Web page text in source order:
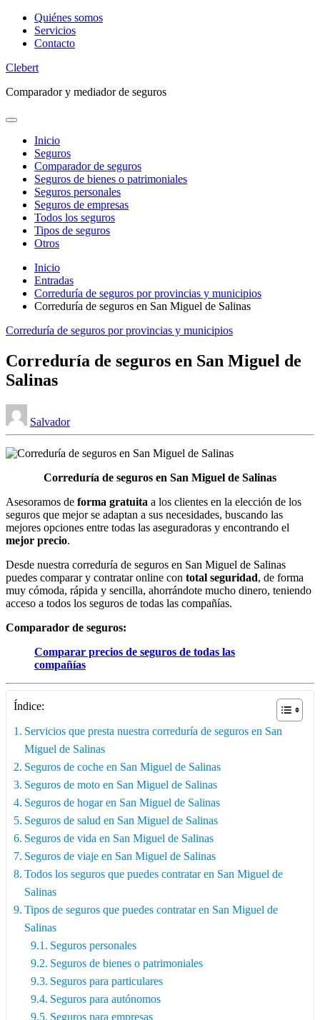
Saltar
contenido
Quiénes somos
Servicios
Contacto
Clebert
Comparador y mediador de seguros
Inicio
Seguros
Comparador de seguros
Seguros de bienes o patrimoniales
Seguros personales
Seguros de empresas
Todos los seguros
Tipos de seguros
Otros
Inicio
Entradas
Correduría de seguros por provincias y municipios
Correduría de seguros en San Miguel de Salinas
Publicado
Correduría de seguros por provincias y municipios
Correduría de seguros en San Miguel de
Salinas
Publicado
por
Salvador
Correduría de seguros en San Miguel de Salinas
Asesoramos de forma gratuita a los clientes en la elección de los
seguros que mejor se adaptan a sus necesidades, buscando las
mejores opciones entre todas las aseguradoras y encontrando el
mejor precio.
Desde nuestra correduría de seguros en San Miguel de Salinas
puedes comparar y contratar online con total seguridad, de forma
muy cómoda, rápida y sencilla, ahorrándote mucho dinero, teniendo
acceso a todos los seguros de todas las compañías.
Comparador de seguros:
Comparar precios de seguros de todas las
compañías
Índice:
Servicios que presta nuestra correduría de seguros en San
Miguel de Salinas
Seguros de coche en San Miguel de Salinas
Seguros de moto en San Miguel de Salinas
Seguros de hogar en San Miguel de Salinas
Seguros de salud en San Miguel de Salinas
Seguros de vida en San Miguel de Salinas
Seguros de viaje en San Miguel de Salinas
Todos los seguros que puedes contratar en San Miguel de
Salinas
Tipos de seguros que puedes contratar en San Miguel de
Salinas
Seguros personales
Seguros de bienes o patrimoniales
Seguros para particulares
Seguros para autónomos
Seguros para empresas